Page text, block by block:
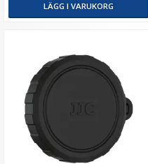
LÄGG I VARUKORG